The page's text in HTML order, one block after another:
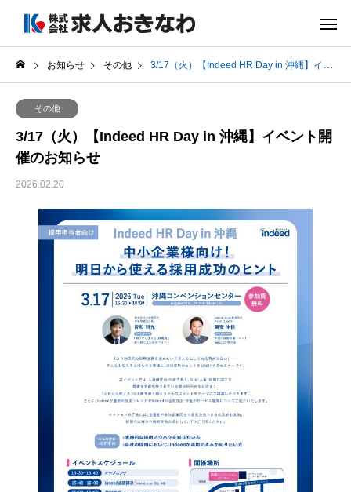
お知らせ その他 3/17（火）【Indeed HR Day in 沖縄】イベント開催のお知らせ
その他
3/17（火）【Indeed HR Day in 沖縄】イベント開
催のお知らせ
2026.02.20